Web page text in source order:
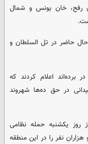
رفح، خان یونس و شمال
حاضر در تل السلطان و
اعلام کردند که
در حق ده‌ها شهروند
روز یکشنبه حمله نظامی
نفر را در این منطقه